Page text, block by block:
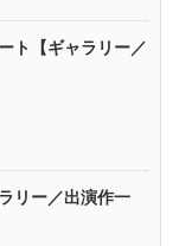
ト【ギャラリー／
リー／出演作一